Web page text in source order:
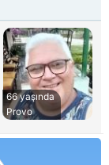
66 yaşında
Provo